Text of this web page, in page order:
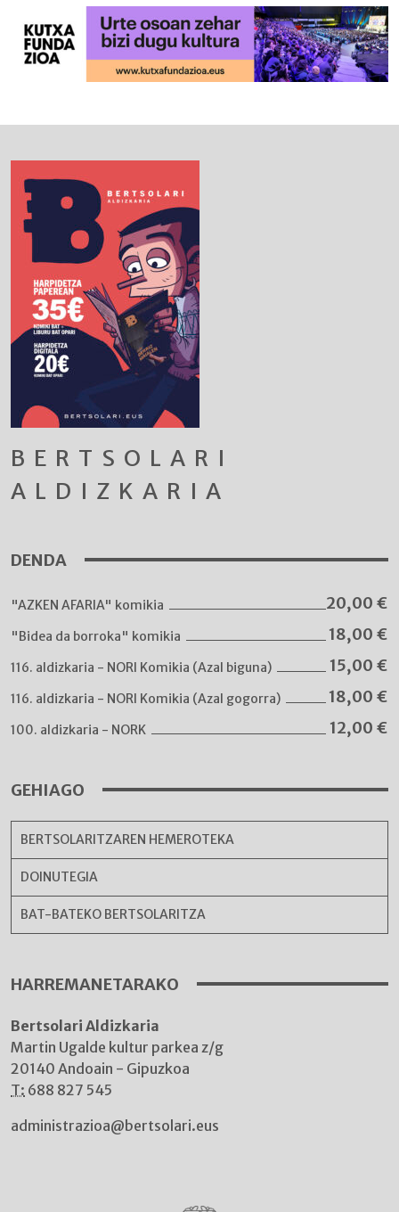
BERTSOLARI
ALDIZKARIA
DENDA
"AZKEN AFARIA" komikia 20,00 €
"Bidea da borroka" komikia 18,00 €
116. aldizkaria - NORI Komikia (Azal biguna) 15,00 €
116. aldizkaria - NORI Komikia (Azal gogorra) 18,00 €
100. aldizkaria - NORK 12,00 €
GEHIAGO
BERTSOLARITZAREN HEMEROTEKA
DOINUTEGIA
BAT-BATEKO BERTSOLARITZA
HARREMANETARAKO
Bertsolari Aldizkaria
Martin Ugalde kultur parkea z/g
20140 Andoain - Gipuzkoa
T: 688 827 545
administrazioa@bertsolari.eus